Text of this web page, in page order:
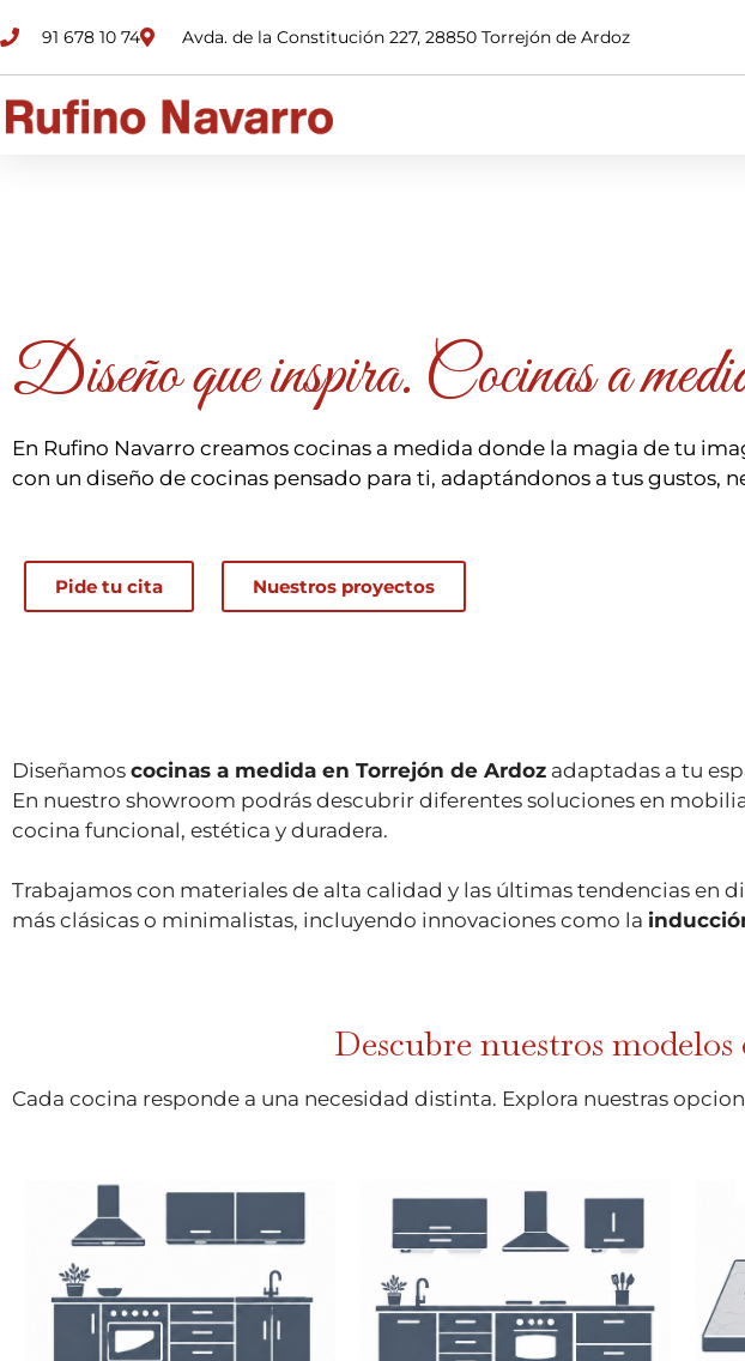
91 678 10 74 Avda. de la Constitución 227, 28850 Torrejón de Ardoz
Diseño que inspira. Cocinas a
En Rufino Navarro creamos cocinas a medida donde la magia de tu
con un diseño de cocinas pensado para ti, adaptándonos a tus gustos,
Pide tu cita Nuestros proyectos
Diseñamos cocinas a medida en Torrejón de Ardoz adaptadas a tu
En nuestro showroom podrás descubrir diferentes soluciones en
cocina funcional, estética y duradera.
Trabajamos con materiales de alta calidad y las últimas tendencias en
más clásicas o minimalistas, incluyendo innovaciones como la
Descubre nuestros
Cada cocina responde a una necesidad distinta. Explora nuestras